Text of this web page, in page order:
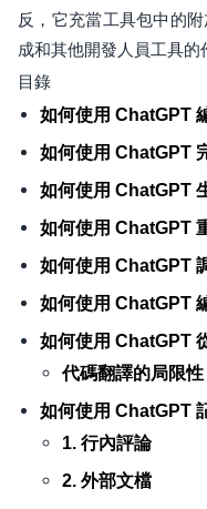
反，它充當工具包中的
成和其他開發人員工具的
目錄
如何使用 ChatGPT
如何使用 ChatGPT
如何使用 ChatGPT
如何使用 ChatGPT
如何使用 ChatGPT
如何使用 ChatGPT
如何使用 ChatGPT
代碼翻譯的局限性
如何使用 ChatGPT
1. 行內評論
2. 外部文檔